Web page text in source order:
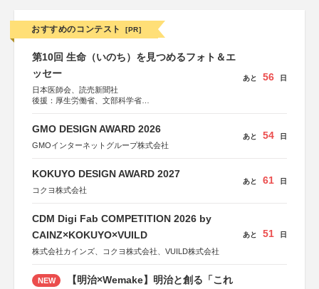
おすすめのコンテスト [PR]
第10回 生命（いのち）を見つめるフォト＆エ
ッセー
日本医師会、読売新聞社
後援：厚生労働省、文部科学省
あと 56 日
GMO DESIGN AWARD 2026
GMOインターネットグループ株式会社
あと 54 日
KOKUYO DESIGN AWARD 2027
コクヨ株式会社
あと 61 日
CDM Digi Fab COMPETITION 2026 by
CAINZ×KOKUYO×VUILD
株式会社カインズ、コクヨ株式会社、VUILD株式会社
あと 51 日
NEW
【明治×Wemake】明治と創る「これ